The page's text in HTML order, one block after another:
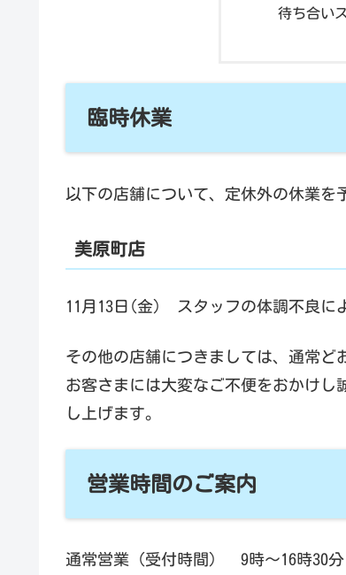
待ち合い
臨時休業
以下の店舗について、定休外の休業を
美原町店
11月13日(金) スタッフの体調不良に
その他の店舗につきましては、通常ど
お客さまには大変なご不便をおかけし
し上げます。
営業時間のご案内
通常営業（受付時間） 9時～16時30分